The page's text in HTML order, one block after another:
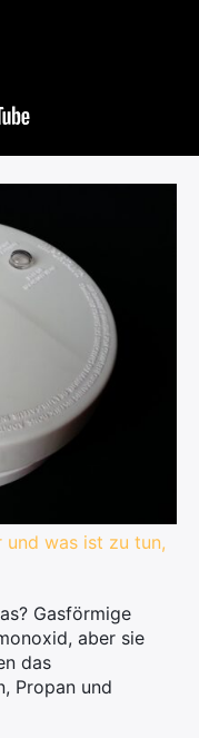
und was ist zu tun,
Gasförmige
aber sie
das
Propan und